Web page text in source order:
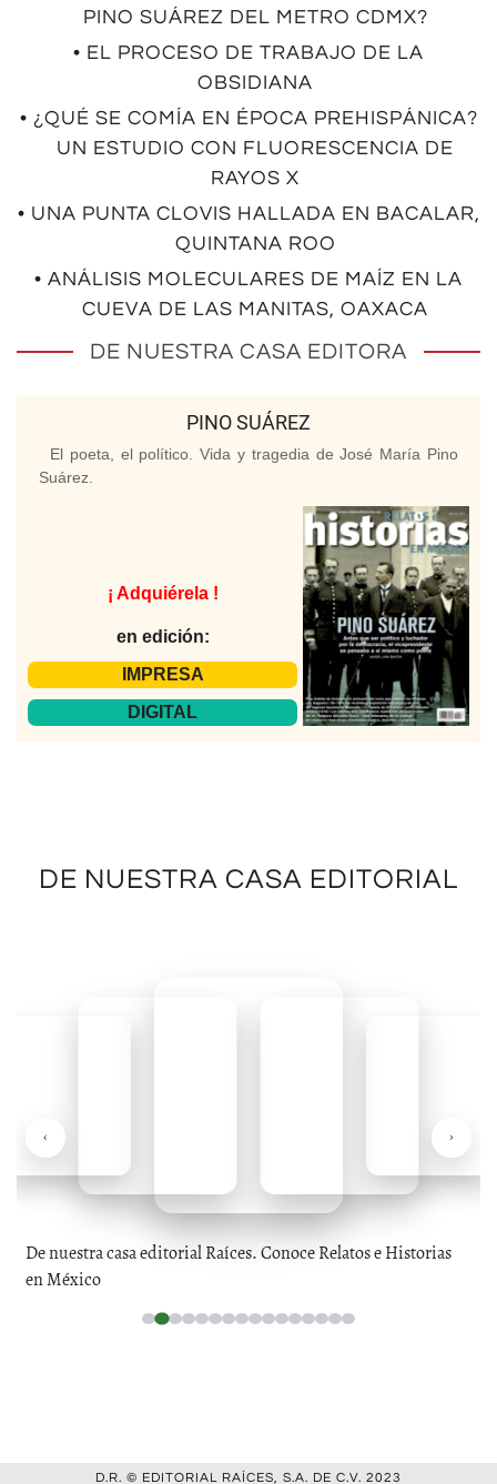
PINO SUÁREZ DEL METRO CDMX?
• EL PROCESO DE TRABAJO DE LA
OBSIDIANA
• ¿QUÉ SE COMÍA EN ÉPOCA PREHISPÁNICA?
UN ESTUDIO CON FLUORESCENCIA DE
RAYOS X
• UNA PUNTA CLOVIS HALLADA EN BACALAR,
QUINTANA ROO
• ANÁLISIS MOLECULARES DE MAÍZ EN LA
CUEVA DE LAS MANITAS, OAXACA
DE NUESTRA CASA EDITORA
PINO SUÁREZ
El poeta, el político. Vida y tragedia de José María Pino
Suárez.
¡ Adquiérela !
en edición:
IMPRESA
DIGITAL
DE NUESTRA CASA EDITORIAL
De nuestra casa editorial Raíces. Conoce Relatos e Historias
en México
‹ ›
D.R. © EDITORIAL RAÍCES, S.A. DE C.V. 2023